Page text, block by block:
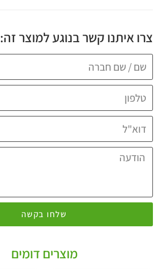
צרו איתנו קשר בנוגע למוצר זה:
שלחו בקשה
מוצרים דומים